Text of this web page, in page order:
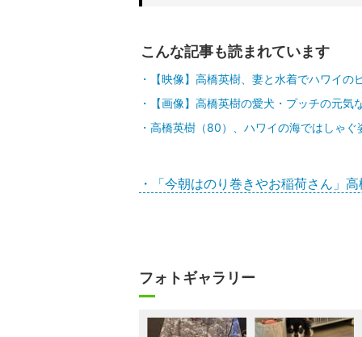
こんな記事も読まれています
【映像】高橋英樹、妻と水着でハワイの
【画像】高橋英樹の愛犬・プッチの元気
高橋英樹（80）、ハワイの海ではしゃぐ
・「今朝はのり巻きやお稲荷さん」
フォトギャラリー